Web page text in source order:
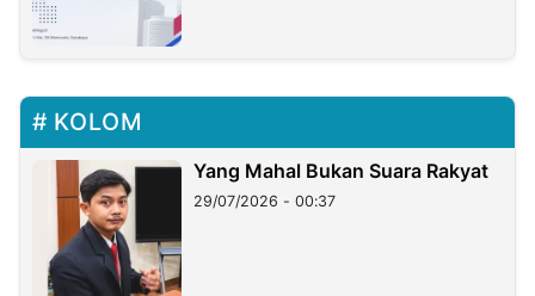
KOLOM
Yang Mahal Bukan Suara Rakyat
29/07/2026 - 00:37